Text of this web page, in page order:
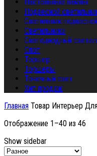
Настольные лампы
Подвесной
Светильник подвесной
Светильники
Светодиодный
Спот
Торшер
Торшеры
Точечный свет
Хит продаж
Главная Товар Интерьер
Отображение 1–40 из 46
Show sidebar